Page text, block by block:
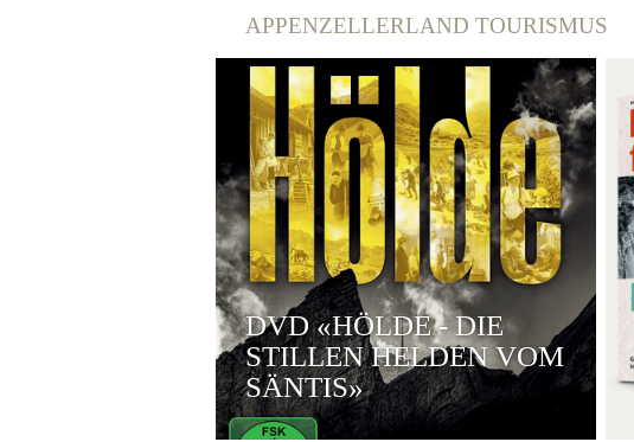
APPENZELLERLAND TOURISMUS
DVD «HÖLDE - DIE
STILLEN HELDEN VOM
SÄNTIS»